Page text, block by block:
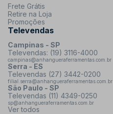
Frete Grátis
Retire na Loja
Promoções
Televendas
Campinas - SP
Televendas: (19) 3116-4000
campinas@anhangueraferramentas.com.br
Serra - ES
Televendas (27) 3442-0200
filial.serra@anhangueraferramentas.com.br
São Paulo - SP
Televendas (11) 4349-0250
sp@anhangueraferramentas.com.br
Ver todos